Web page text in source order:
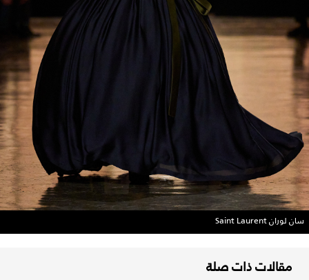
سان لوران Saint Laurent
مقالات ذات صلة